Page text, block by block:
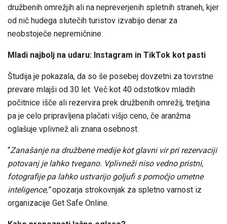
družbenih omrežjih ali na nepreverjenih spletnih straneh, kjer
od nič hudega slutečih turistov izvabijo denar za
neobstoječe nepremičnine.
Mladi najbolj na udaru: Instagram in TikTok kot pasti
Študija je pokazala, da so še posebej dovzetni za tovrstne
prevare mlajši od 30 let. Več kot 40 odstotkov mladih
počitnice išče ali rezervira prek družbenih omrežij, tretjina
pa je celo pripravljena plačati višjo ceno, če aranžma
oglašuje vplivnež ali znana osebnost.
“Zanašanje na družbene medije kot glavni vir pri rezervaciji
potovanj je lahko tvegano. Vplivneži niso vedno pristni,
fotografije pa lahko ustvarijo goljufi s pomočjo umetne
inteligence,”opozarja strokovnjak za spletno varnost iz
organizacije Get Safe Online.